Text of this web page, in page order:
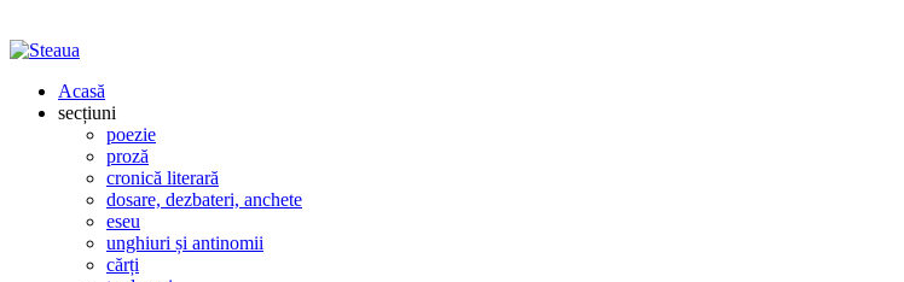
Acasă
secțiuni
poezie
proză
cronică literară
dosare, dezbateri, anchete
eseu
unghiuri și antinomii
cărți